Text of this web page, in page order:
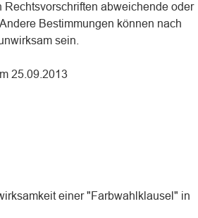
abweichende oder
Bestimmungen können nach
sein.
25.09.2013
einer "Farbwahlklausel" in